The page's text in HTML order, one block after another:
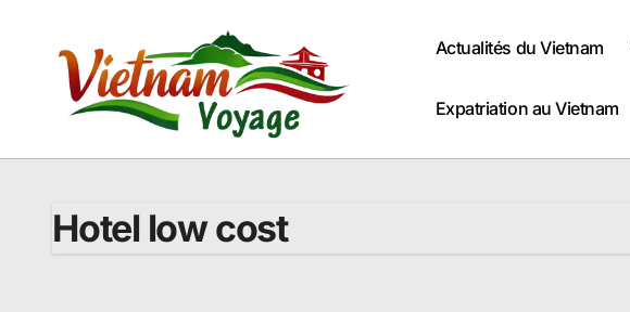
contenu
Actualités du Vietnam
Expatriation au Vietnam
Hotel low cost